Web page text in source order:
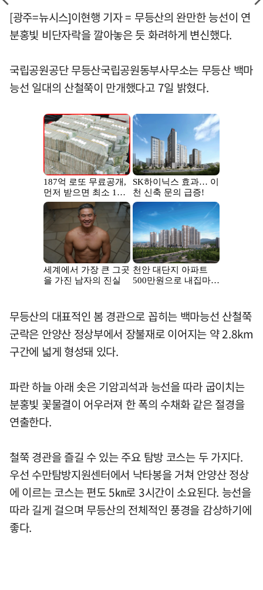
[광주=뉴시스]이현행 기자 = 무등산의 완만한 능선이 연
분홍빛 비단자락을 깔아놓은 듯 화려하게 변신했다.
국립공원공단 무등산국립공원동부사무소는 무등산 백마
능선 일대의 산철쭉이 만개했다고 7일 밝혔다.
무등산의 대표적인 봄 경관으로 꼽히는 백마능선 산철쭉
군락은 안양산 정상부에서 장불재로 이어지는 약 2.8km
구간에 넓게 형성돼 있다.
파란 하늘 아래 솟은 기암괴석과 능선을 따라 굽이치는
분홍빛 꽃물결이 어우러져 한 폭의 수채화 같은 절경을
연출한다.
철쭉 경관을 즐길 수 있는 주요 탐방 코스는 두 가지다.
우선 수만탐방지원센터에서 낙타봉을 거쳐 안양산 정상
에 이르는 코스는 편도 5㎞로 3시간이 소요된다. 능선을
따라 길게 걸으며 무등산의 전체적인 풍경을 감상하기에
좋다.